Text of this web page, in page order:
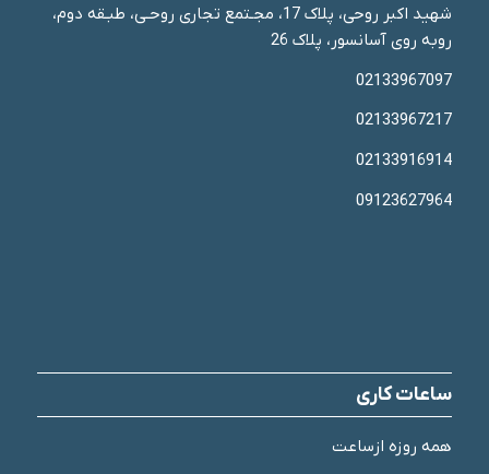
شهید اکبر روحی، پلاک 17، مجـتمع تجاری روحـی، طبـقه دوم،
روبه روی آسانسور، پلاک 26
02133967097
02133967217
02133916914
09123627964
ساعات کاری
همه روزه ازساعت